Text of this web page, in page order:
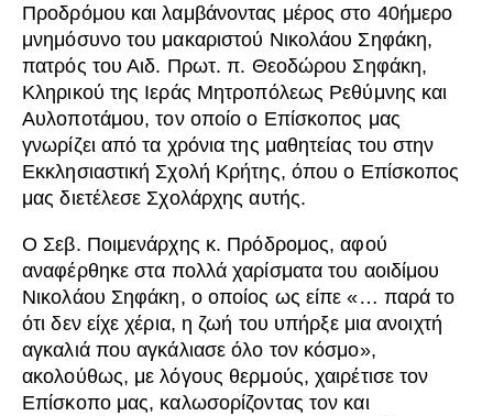
Προδρόμου και λαμβάνοντας μέρος στο 40ήμερο
μνημόσυνο του μακαριστού Νικολάου Σηφάκη,
πατρός του Αιδ. Πρωτ. π. Θεοδώρου Σηφάκη,
Κληρικού της Ιεράς Μητροπόλεως Ρεθύμνης και
Αυλοποτάμου, τον οποίο ο Επίσκοπος μας
γνωρίζει από τα χρόνια της μαθητείας του στην
Εκκλησιαστική Σχολή Κρήτης, όπου ο Επίσκοπος
μας διετέλεσε Σχολάρχης αυτής.
Ο Σεβ. Ποιμενάρχης κ. Πρόδρομος, αφού
αναφέρθηκε στα πολλά χαρίσματα του αοιδίμου
Νικολάου Σηφάκη, ο οποίος ως είπε «… παρά το
ότι δεν είχε χέρια, η ζωή του υπήρξε μια ανοιχτή
αγκαλιά που αγκάλιασε όλο τον κόσμο»,
ακολούθως, με λόγους θερμούς, χαιρέτισε τον
Επίσκοπο μας, καλωσορίζοντας τον και